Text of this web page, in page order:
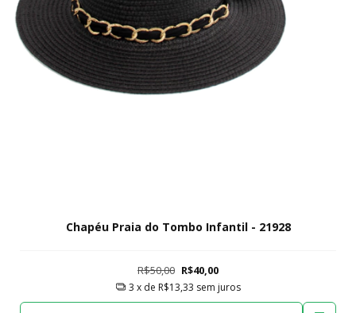
Chapéu Praia do Tombo Infantil - 21928
R$50,00 R$40,00
3 x de R$13,33 sem juros